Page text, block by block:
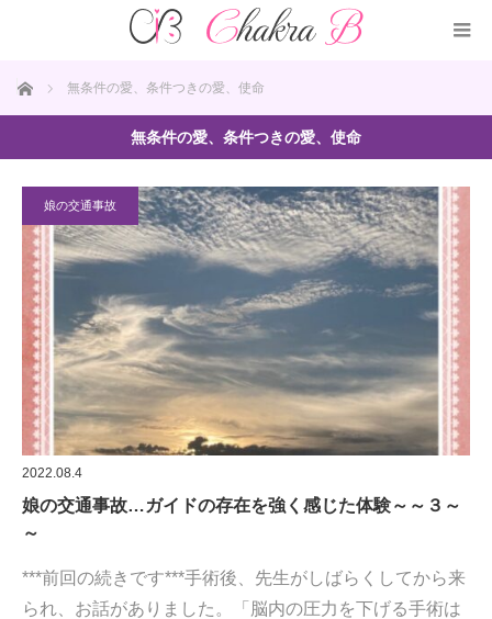
ホーム 無条件の愛、条件つきの愛、使命
無条件の愛、条件つきの愛、使命
娘の交通事故
2022.08.4
娘の交通事故…ガイドの存在を強く感じた体験～～３～
～
***前回の続きです***手術後、先生がしばらくしてから来
られ、お話がありました。「脳内の圧力を下げる手術は